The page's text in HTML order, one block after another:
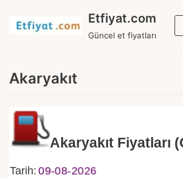
geç
Etfiyat.com
Güncel et fiyatları
Akaryakıt
Akaryakıt Fiyatları
Tarih:09-08-2026